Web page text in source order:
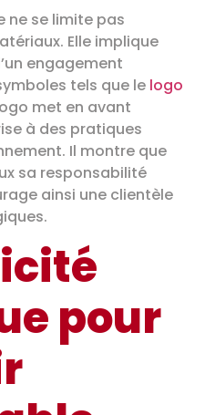
ne se limite pas
Elle implique
engagement
tels que le logo
met en avant
à des pratiques
Il montre que
sa responsabilité
ainsi une clientèle
pour